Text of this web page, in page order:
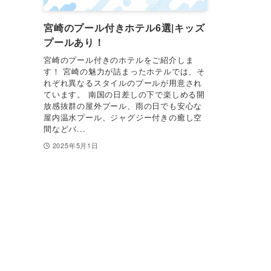
宮崎のプール付きホテル6選|キッズ
プールあり！
宮崎のプール付きのホテルをご紹介しま
す！ 宮崎の魅力が詰まったホテルでは、そ
れぞれ異なるスタイルのプールが用意され
ています。 南国の日差しの下で楽しめる開
放感抜群の屋外プール、雨の日でも安心な
屋内温水プール、ジャグジー付きの癒し空
間などバ...
2025年5月1日